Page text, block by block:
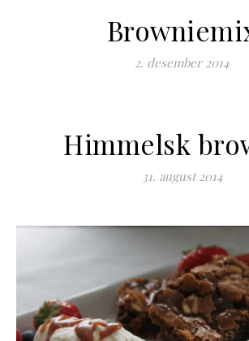
2. desember 2014
Himmelsk
31. august 2014